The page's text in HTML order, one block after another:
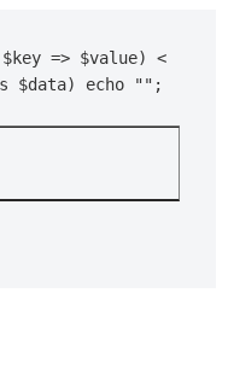
=> $value) <
$data) echo "";